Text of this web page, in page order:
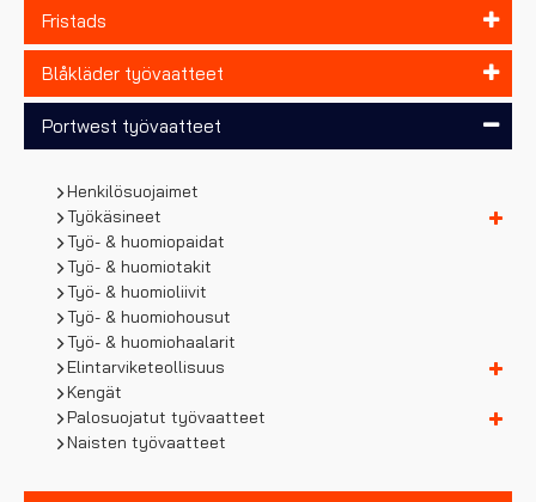
Fristads
Blåkläder työvaatteet
Portwest työvaatteet
Henkilösuojaimet
Työkäsineet
Työ- & huomiopaidat
Työ- & huomiotakit
Työ- & huomioliivit
Työ- & huomiohousut
Työ- & huomiohaalarit
Elintarviketeollisuus
Kengät
Palosuojatut työvaatteet
Naisten työvaatteet